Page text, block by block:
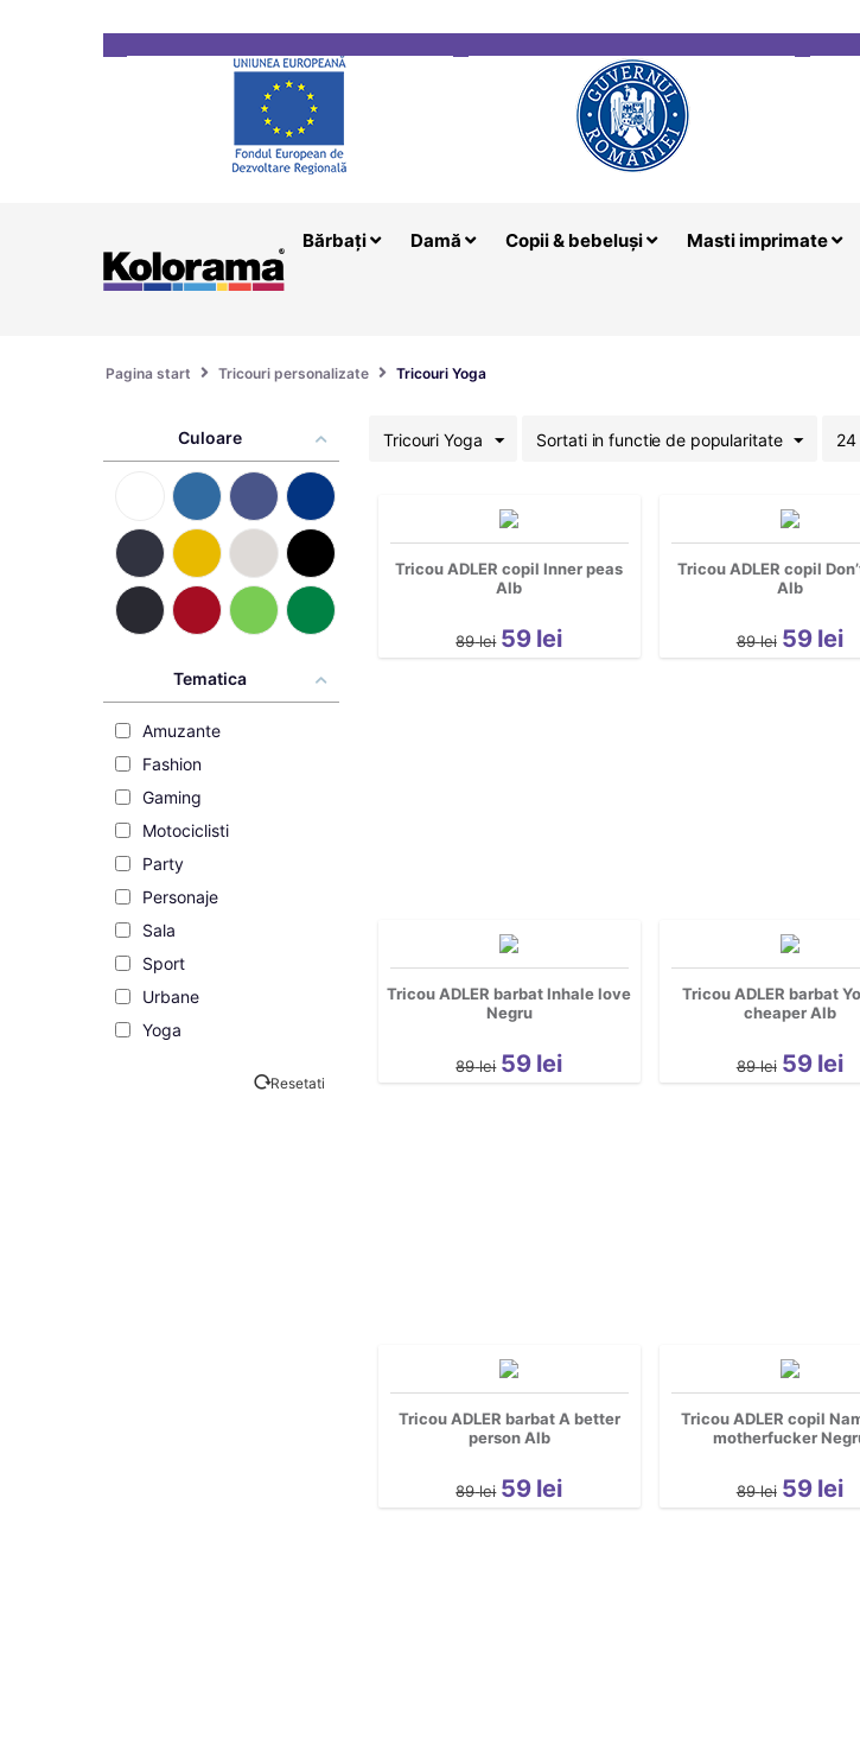
Bărbați Damă Copii & bebeluși Masti imprimate
Pagina start Tricouri personalizate Tricouri Yoga
Culoare
Tematica
Amuzante
Fashion
Gaming
Motociclisti
Party
Personaje
Sala
Sport
Urbane
Yoga
Resetati
Tricouri Yoga Sortati in functie de popularitate 24
Tricou ADLER copil Inner peas
Alb
89 lei 59 lei
Tricou ADLER copil
Alb
89 lei 59 lei
Tricou ADLER barbat Inhale love
Negru
89 lei 59 lei
Tricou ADLER barbat
cheaper Alb
89 lei 59 lei
Tricou ADLER barbat A better
person Alb
89 lei 59 lei
Tricou ADLER copil
motherfucker
89 lei 59 lei